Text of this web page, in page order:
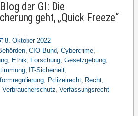
der GI: Die
geht, „Quick Freeze“
8. Oktober 2022
, CIO-Bund, Cybercrime,
, Ethik, Forschung, Gesetzgebung,
, IT-Sicherheit,
, Polizeirecht, Recht,
Verbraucherschutz, Verfassungsrecht,